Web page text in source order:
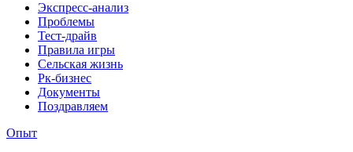
Экспресс-анализ
Проблемы
Тест-драйв
Правила игры
Сельская жизнь
Рк-бизнес
Документы
Поздравляем
Опыт